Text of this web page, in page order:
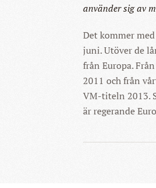
använder sig av
Det kommer
juni. Utöver de
från Europa.
2011 och från
VM-titeln 2013.
är regerande